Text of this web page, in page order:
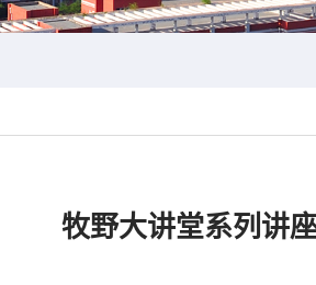
牧野大讲堂系列讲